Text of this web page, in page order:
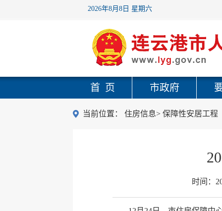
2026年8月8日 星期六
首 页 市政府
当前位置： 住房信息> 保障性安居工程
时间：